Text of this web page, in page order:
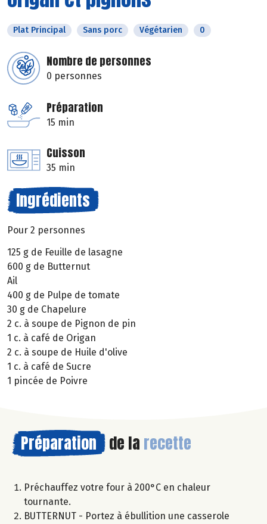
Plat Principal Sans porc Végétarien 0
Nombre de personnes
0 personnes
Préparation
15 min
Cuisson
35 min
Ingrédients
Pour 2 personnes
125 g de Feuille de lasagne
600 g de Butternut
Ail
400 g de Pulpe de tomate
30 g de Chapelure
2 c. à soupe de Pignon de pin
1 c. à café de Origan
2 c. à soupe de Huile d'olive
1 c. à café de Sucre
1 pincée de Poivre
Préparation de la recette
Préchauffez votre four à 200°C en chaleur
tournante.
BUTTERNUT - Portez à ébullition une casserole